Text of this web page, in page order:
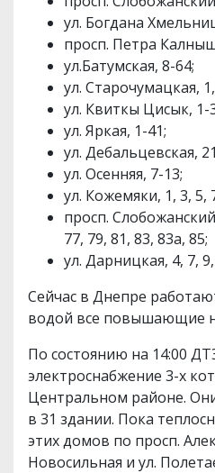
ул. Богдана
просп. Петра
ул.Батумская, 8-64;
ул. Старочумацкая,
ул. Квиткы Цисык, 1-
ул. Яркая, 1-41;
ул. Дебальцевская,
ул. Осенняя, 7-13;
ул. Кожемяки, 1, 3, 5,
просп.
77, 79, 81, 83, 83а, 85;
ул. Дарницкая, 4, 7,
Сейчас в Днепре
водой все повышающие
По состоянию на 14:00
электроснабжение 3-х
Центральном районе.
в 31 здании. Пока
этих домов по просп.
Новосильная и ул.